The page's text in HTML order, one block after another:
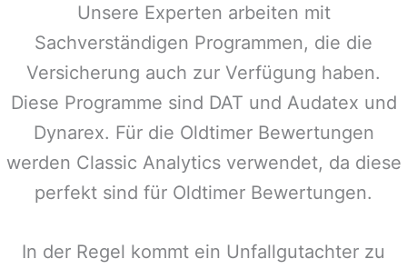
Unsere Experten arbeiten mit
Sachverständigen Programmen, die die
Versicherung auch zur Verfügung haben.
Diese Programme sind DAT und Audatex und
Dynarex. Für die Oldtimer Bewertungen
werden Classic Analytics verwendet, da diese
perfekt sind für Oldtimer Bewertungen.
In der Regel kommt ein Unfallgutachter zu